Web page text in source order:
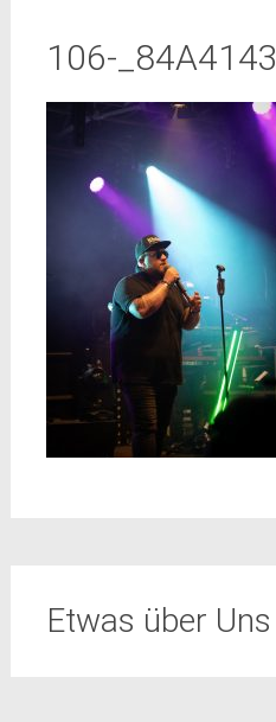
106-_84A4143
Etwas über Uns